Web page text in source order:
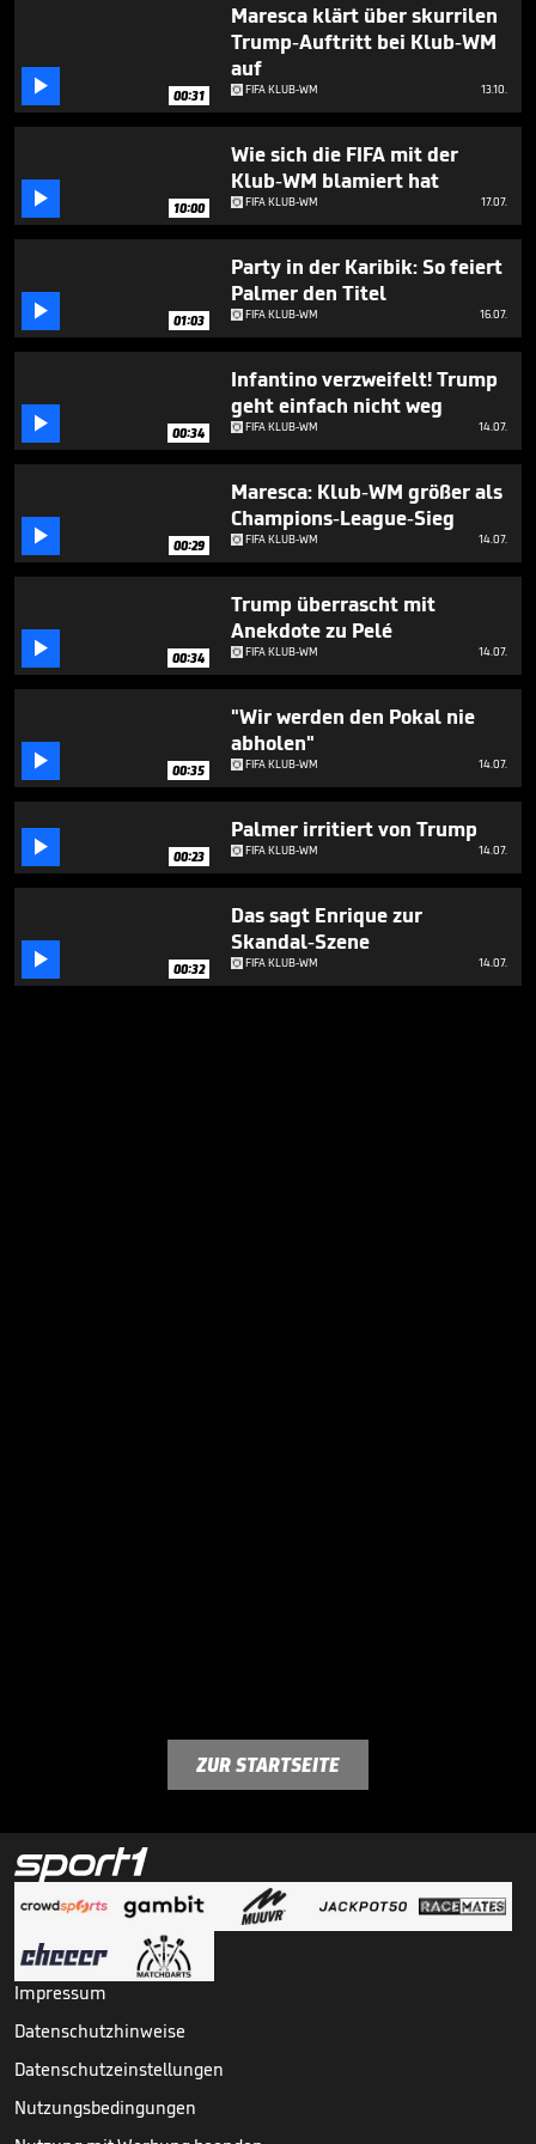
 00:31
Maresca klärt über skurrilen
Trump-Auftritt bei Klub-WM
auf
FIFA KLUB-WM 13.10.
 10:00
Wie sich die FIFA mit der
Klub-WM blamiert hat
FIFA KLUB-WM 17.07.
 01:03
Party in der Karibik: So feiert
Palmer den Titel
FIFA KLUB-WM 16.07.
 00:34
Infantino verzweifelt! Trump
geht einfach nicht weg
FIFA KLUB-WM 14.07.
 00:29
Maresca: Klub-WM größer als
Champions-League-Sieg
FIFA KLUB-WM 14.07.
 00:34
Trump überrascht mit
Anekdote zu Pelé
FIFA KLUB-WM 14.07.
 00:35
"Wir werden den Pokal nie
abholen"
FIFA KLUB-WM 14.07.
 00:23
Palmer irritiert von Trump
FIFA KLUB-WM 14.07.
 00:32
Das sagt Enrique zur
Skandal-Szene
FIFA KLUB-WM 14.07.
ZUR STARTSEITE
Impressum
Datenschutzhinweise
Datenschutzeinstellungen
Nutzungsbedingungen